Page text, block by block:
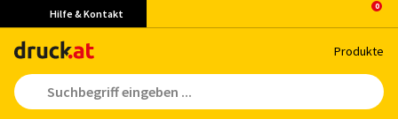
Hilfe & Kontakt
Pro­duk­te